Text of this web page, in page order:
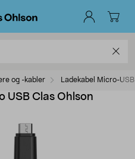
og -kabler Ladekabel Micro-USB
USB Clas Ohlson